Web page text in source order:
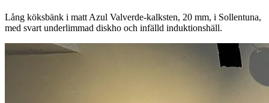
Lång köksbänk i matt Azul Valverde-kalksten, 20 mm, i Sollentuna,
med svart underlimmad diskho och infälld induktionshäll.